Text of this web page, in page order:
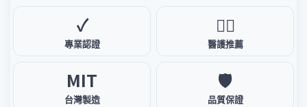
✓
專業認證
🧑‍⚕️
醫護推薦
MIT
台灣製造
🛡️
品質保證